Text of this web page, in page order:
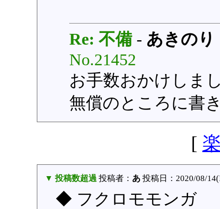
Re: 不備- あきのり
No.21452
お手数おかけしま
無償のところに書
[
▼ 投稿数超過投稿者： あ投稿日：2020/08/
◆ フクロモモンガ